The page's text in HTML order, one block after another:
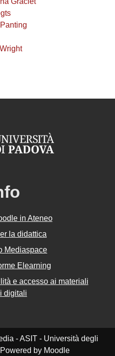
in Ateneo
la didattica
Mediaspace
Elearning
e accesso ai materiali
digitali
- ASIT - Università degli
by Moodle